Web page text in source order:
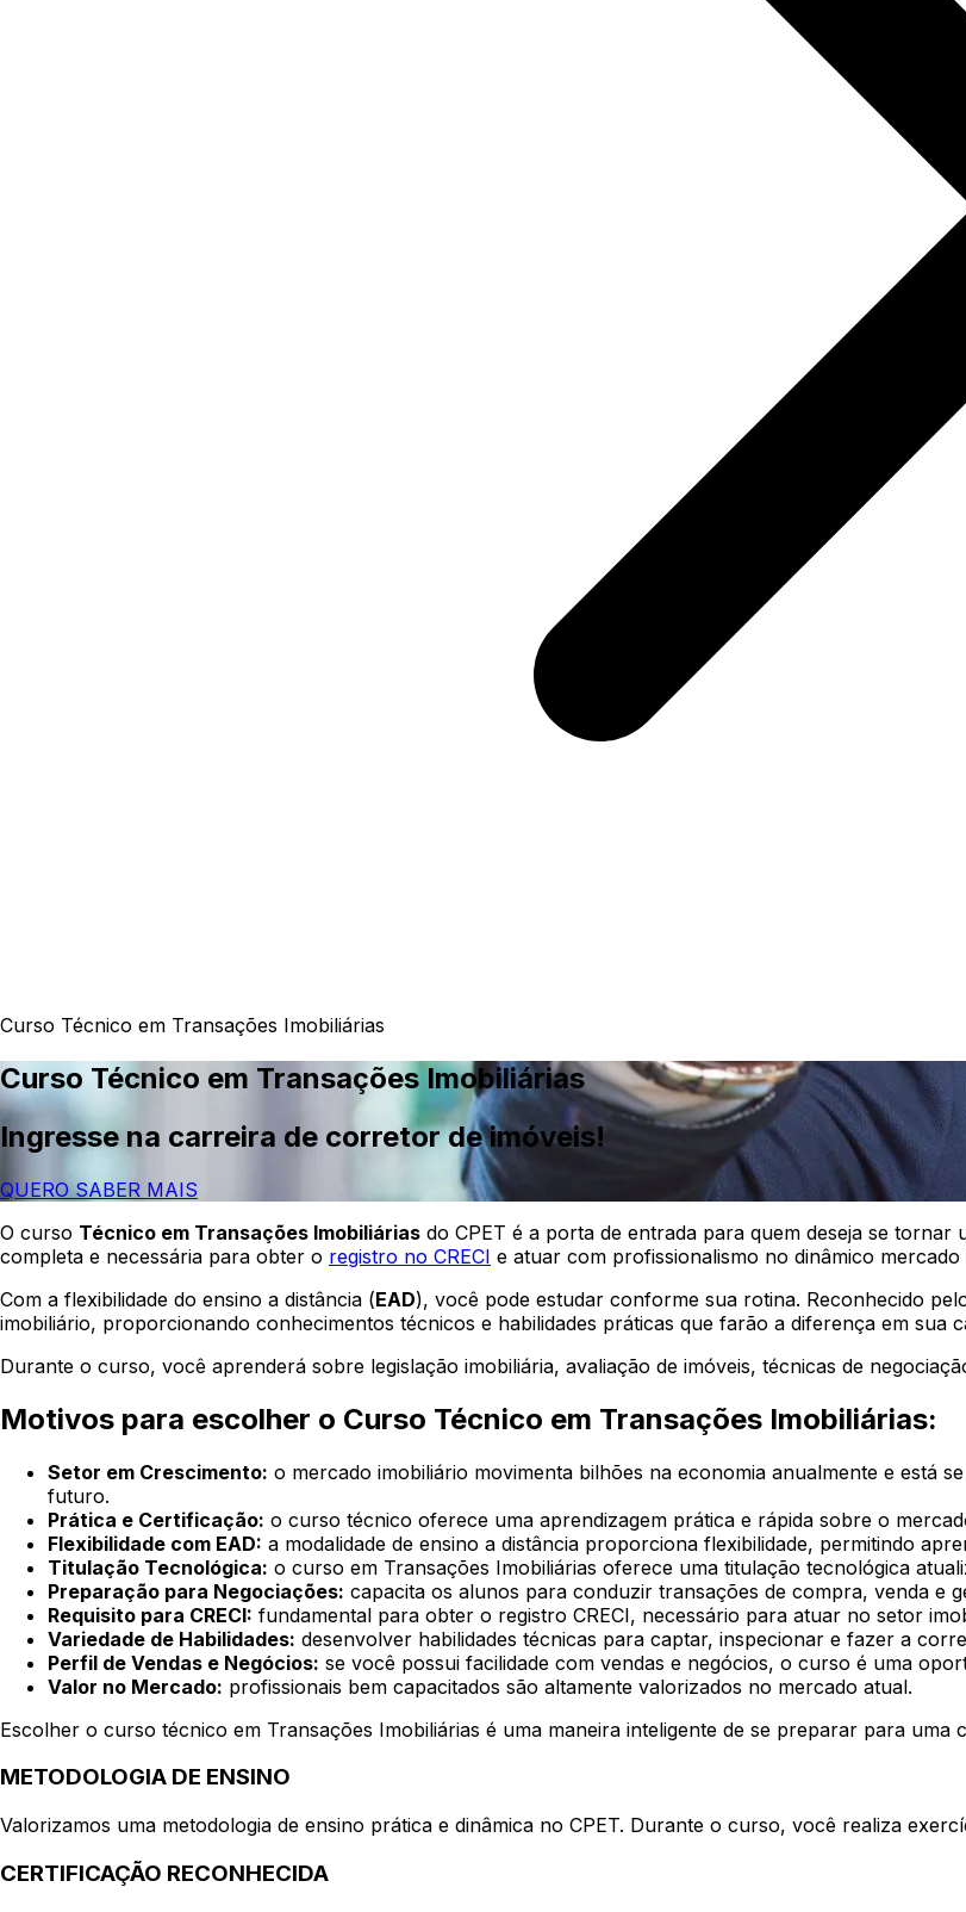
Curso Técnico em Transações Imobiliárias
Curso Técnico em Transações Imobiliárias
Ingresse na carreira de corretor de imóveis!
QUERO SABER MAIS
O curso Técnico em Transações Imobiliárias do CPET é a porta de entrada para quem deseja se
completa e necessária para obter o registro no CRECI e atuar com profissionalismo no dinâmico
Com a flexibilidade do ensino a distância (EAD), você pode estudar conforme sua rotina. Reconhecido
imobiliário, proporcionando conhecimentos técnicos e habilidades práticas que farão a diferença em sua
Durante o curso, você aprenderá sobre legislação imobiliária, avaliação de imóveis, técnicas de
Motivos para escolher o Curso Técnico em Transações Imobiliárias:
Setor em Crescimento: o mercado imobiliário movimenta bilhões na economia anualmente e está
futuro.
Prática e Certificação: o curso técnico oferece uma aprendizagem prática e rápida sobre o
Flexibilidade com EAD: a modalidade de ensino a distância proporciona flexibilidade, permitindo
Titulação Tecnológica: o curso em Transações Imobiliárias oferece uma titulação tecnológica
Preparação para Negociações: capacita os alunos para conduzir transações de compra, venda e
Requisito para CRECI: fundamental para obter o registro CRECI, necessário para atuar no setor
Variedade de Habilidades: desenvolver habilidades técnicas para captar, inspecionar e fazer a
Perfil de Vendas e Negócios: se você possui facilidade com vendas e negócios, o curso é uma
Valor no Mercado: profissionais bem capacitados são altamente valorizados no mercado atual.
Escolher o curso técnico em Transações Imobiliárias é uma maneira inteligente de se preparar para
METODOLOGIA DE ENSINO
Valorizamos uma metodologia de ensino prática e dinâmica no CPET. Durante o curso, você realiza
CERTIFICAÇÃO RECONHECIDA